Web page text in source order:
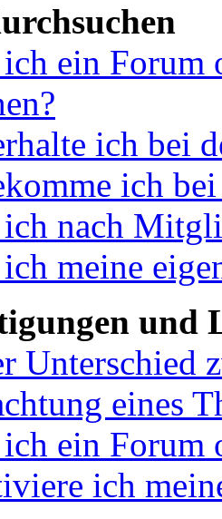
ein Forum
ich bei
ich
nach
meine
und
Unterschied
eines
ein Forum
ich